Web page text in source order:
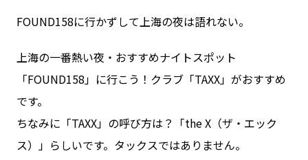
FOUND158に行かずして上海の夜は語れない。
上海の一番熱い夜・おすすめナイトスポット
「FOUND158」に行こう！クラブ「TAXX」がおすすめ
です。
ちなみに「TAXX」の呼び方は？「the X（ザ・エック
ス）」らしいです。タックスではありません。